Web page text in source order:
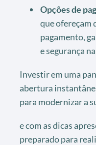
Opções de
que ofereçam
pagamento,
e segurança
Investir em uma
abertura
para modernizar a
e com as dicas
preparado para